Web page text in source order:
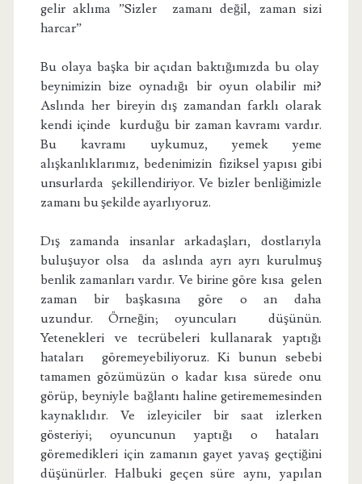
gelir aklıma ”Sizler zamanı değil, zaman sizi
harcar”
Bu olaya başka bir açıdan baktığımızda bu olay
beynimizin bize oynadığı bir oyun olabilir mi?
Aslında her bireyin dış zamandan farklı olarak
kendi içinde kurduğu bir zaman kavramı vardır.
Bu kavramı uykumuz, yemek yeme
alışkanlıklarımız, bedenimizin fiziksel yapısı gibi
unsurlarda şekillendiriyor. Ve bizler benliğimizle
zamanı bu şekilde ayarlıyoruz.
Dış zamanda insanlar arkadaşları, dostlarıyla
buluşuyor olsa da aslında ayrı ayrı kurulmuş
benlik zamanları vardır. Ve birine göre kısa gelen
zaman bir başkasına göre o an daha
uzundur. Örneğin; oyuncuları düşünün.
Yetenekleri ve tecrübeleri kullanarak yaptığı
hataları göremeyebiliyoruz. Ki bunun sebebi
tamamen gözümüzün o kadar kısa sürede onu
görüp, beyniyle bağlantı haline getirememesinden
kaynaklıdır. Ve izleyiciler bir saat izlerken
gösteriyi; oyuncunun yaptığı o hataları
göremedikleri için zamanın gayet yavaş geçtiğini
düşünürler. Halbuki geçen süre aynı, yapılan